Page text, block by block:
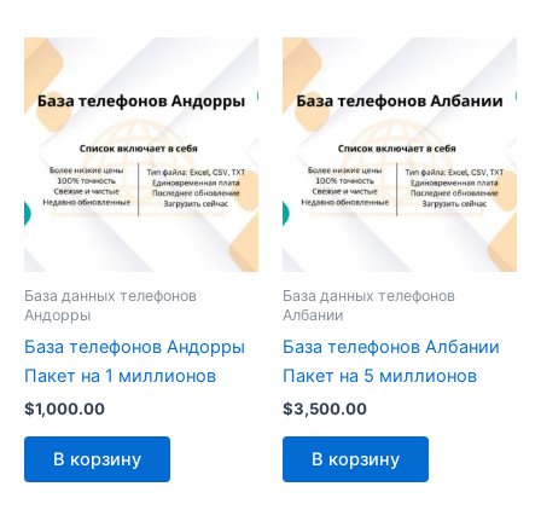
База данных телефонов
Андорры
База телефонов Андорры
Пакет на 1 миллионов
$1,000.00
В корзину
База данных телефонов
Албании
База телефонов Албании
Пакет на 5 миллионов
$3,500.00
В корзину